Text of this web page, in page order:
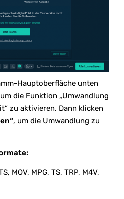
Hauptoberfläche unten
die Funktion „Umwandlung
zu aktivieren. Dann klicken
, um die Umwandlung zu
MOV, MPG, TS, TRP, M4V,